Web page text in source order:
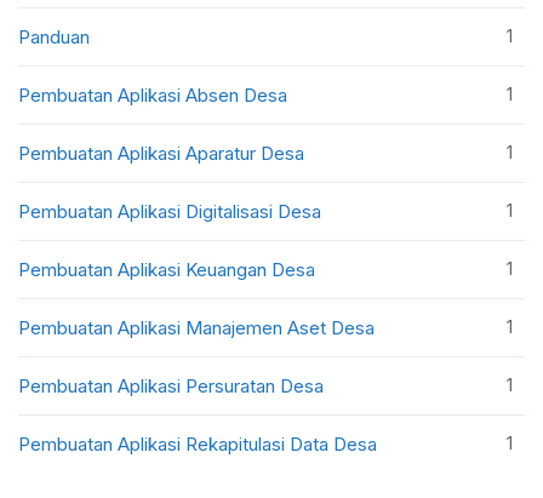
Panduan 1
Pembuatan Aplikasi Absen Desa 1
Pembuatan Aplikasi Aparatur Desa 1
Pembuatan Aplikasi Digitalisasi Desa 1
Pembuatan Aplikasi Keuangan Desa 1
Pembuatan Aplikasi Manajemen Aset Desa 1
Pembuatan Aplikasi Persuratan Desa 1
Pembuatan Aplikasi Rekapitulasi Data Desa 1